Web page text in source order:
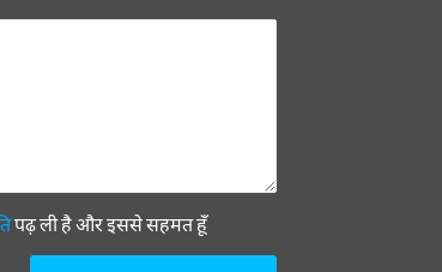
पढ़ ली है और इससे सहमत हूँ